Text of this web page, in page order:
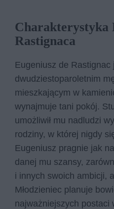
Charakterystyka
Rastignaca
Eugeniusz de Rastignac
dwudziestoparoletnim
mieszkającym w
wynajmuje tani pokój.
umożliwił mu nadludzi
rodziny, w której nigdy
Eugeniusz pragnie jak
danej mu szansy,
i innych swoich ambicji,
Młodzieniec planuje
najważniejszych postaci